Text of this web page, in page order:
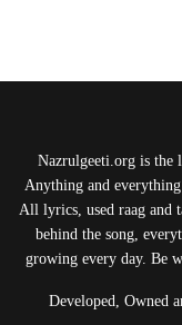
Nazrulgeeti.org is the
Anything and
All lyrics, used raag and
behind the song,
growing every day. Be
Developed, Owned